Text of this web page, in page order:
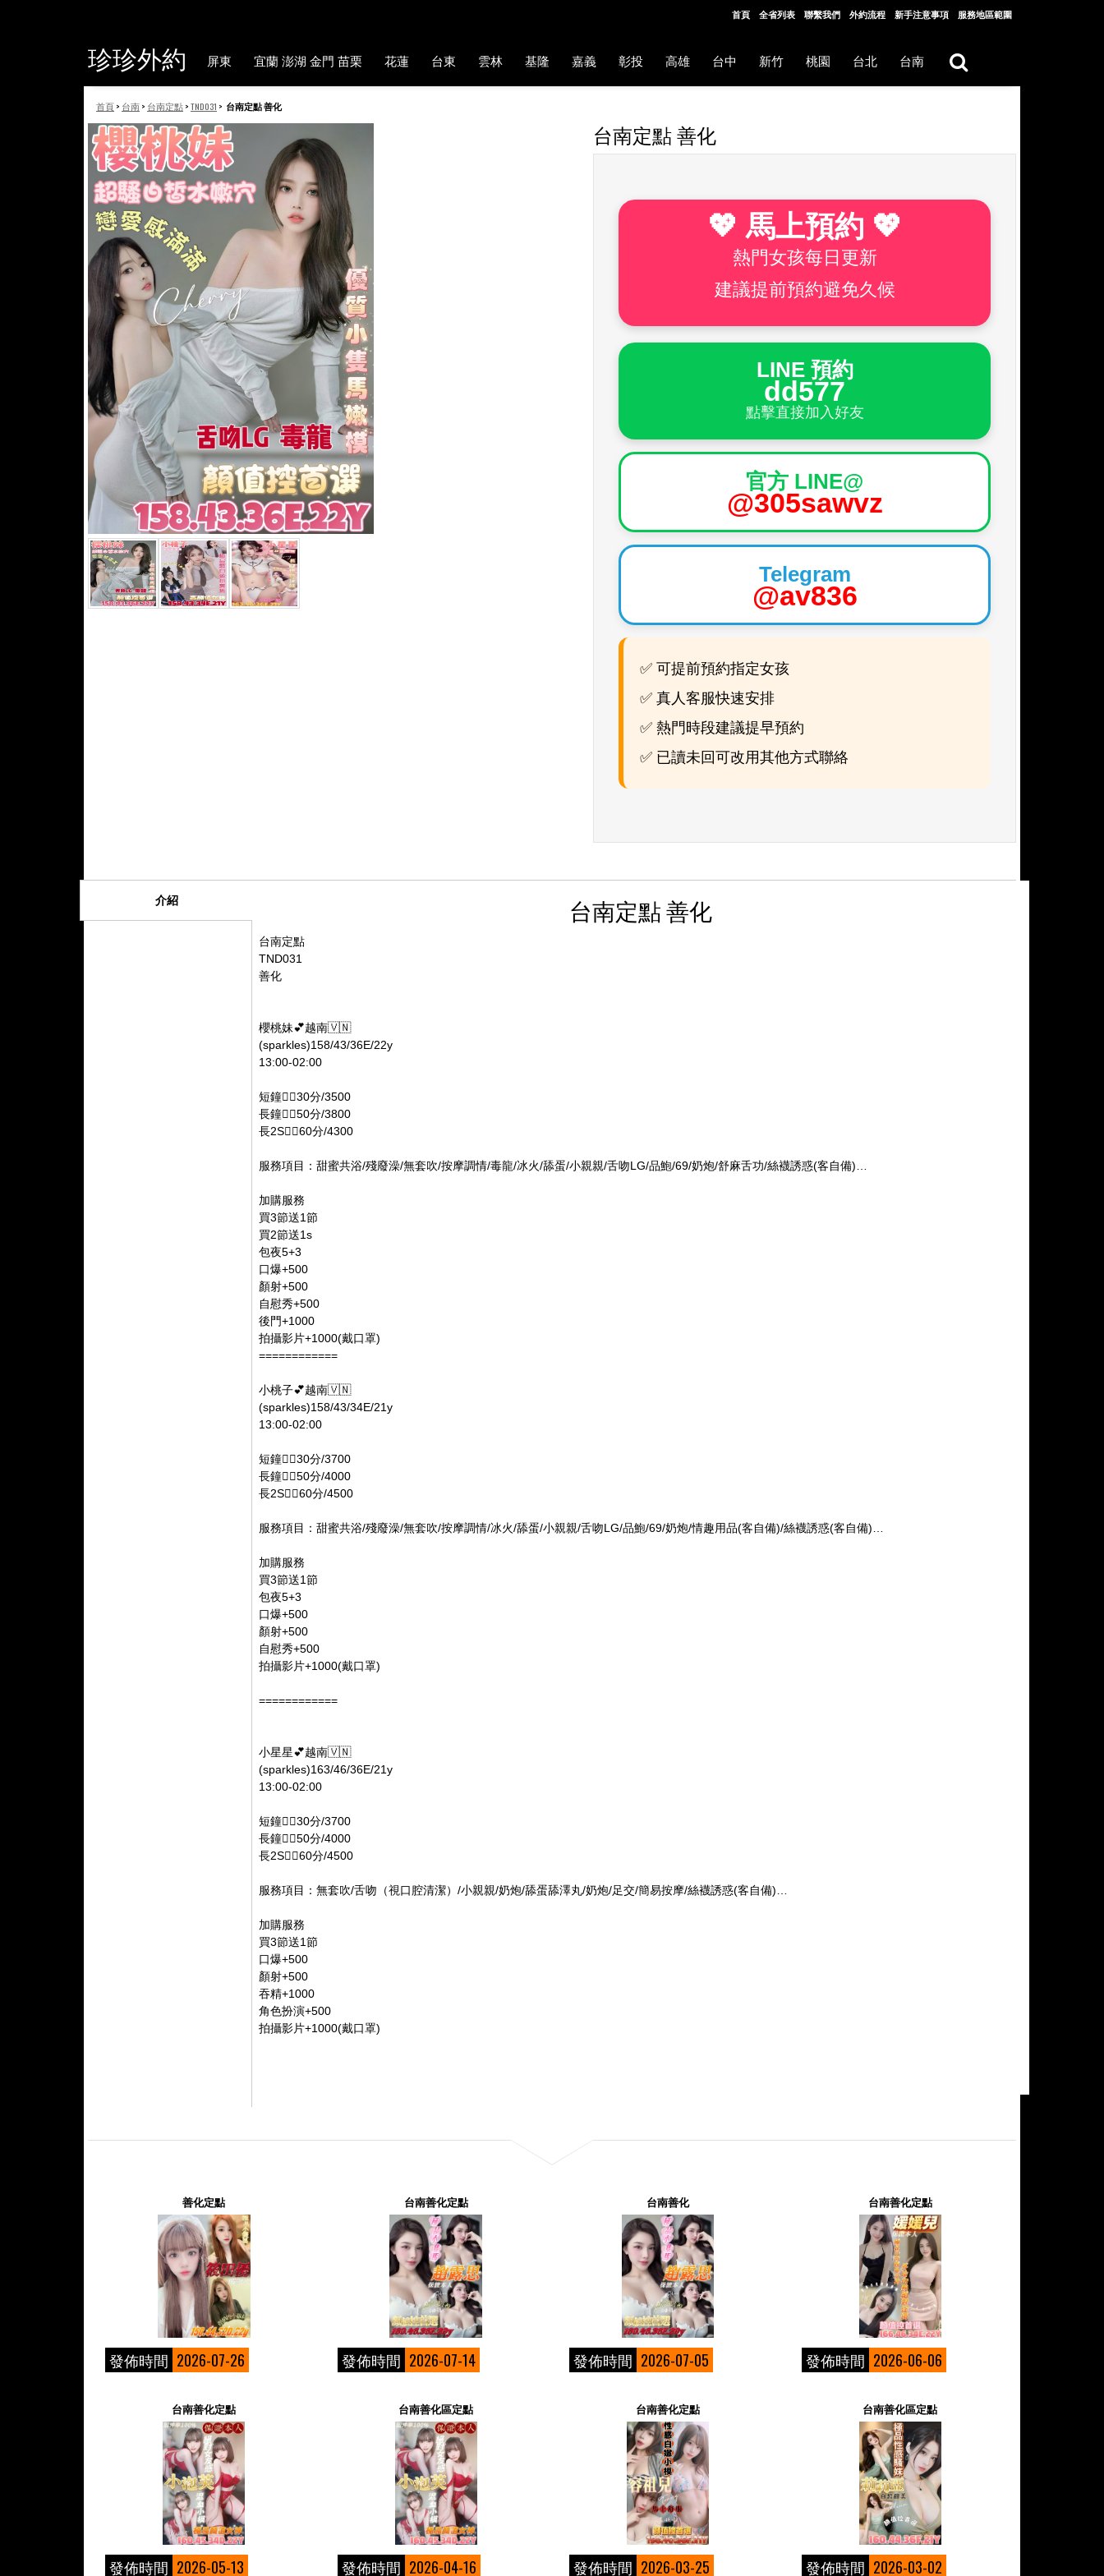
首頁 全省列表 聯繫我們 外約流程 新手注意事項 服務地區範圍
珍珍外約 屏東 宜蘭 澎湖 金門 苗栗 花蓮 台東 雲林 基隆 嘉義 彰投 高雄 台中 新竹 桃園 台北 台南
首頁> 台南> 台南定點>TND031 > 台南定點 善化
台南定點 善化
💖 馬上預約 💖
熱門女孩每日更新
建議提前預約避免久候
LINE 預約
dd577
點擊直接加入好友
官方 LINE@
@305sawvz
Telegram
@av836
✅ 可提前預約指定女孩
✅ 真人客服快速安排
✅ 熱門時段建議提早預約
✅ 已讀未回可改用其他方式聯絡
介紹 台南定點 善化
台南定點
TND031
善化
櫻桃妹💕越南🇻🇳
(sparkles)158/43/36E/22y
13:00-02:00
短鐘👉🏻30分/3500
長鐘👉🏻50分/3800
長2S👉🏻60分/4300
服務項目：甜蜜共浴/殘廢澡/無套吹/按摩調情/毒龍/冰火/舔蛋/小親親/舌吻LG/品鮑/69/奶炮/舒麻舌功/絲襪誘惑(客自備)…
加購服務
買3節送1節
買2節送1s
包夜5+3
口爆+500
顏射+500
自慰秀+500
後門+1000
拍攝影片+1000(戴口罩)
============
小桃子💕越南🇻🇳
(sparkles)158/43/34E/21y
13:00-02:00
短鐘👉🏻30分/3700
長鐘👉🏻50分/4000
長2S👉🏻60分/4500
服務項目：甜蜜共浴/殘廢澡/無套吹/按摩調情/冰火/舔蛋/小親親/舌吻LG/品鮑/69/奶炮/情趣用品(客自備)/絲襪誘惑(客自備)…
加購服務
買3節送1節
包夜5+3
口爆+500
顏射+500
自慰秀+500
拍攝影片+1000(戴口罩)
============
小星星💕越南🇻🇳
(sparkles)163/46/36E/21y
13:00-02:00
短鐘👉🏻30分/3700
長鐘👉🏻50分/4000
長2S👉🏻60分/4500
服務項目：無套吹/舌吻（視口腔清潔）/小親親/奶炮/舔蛋舔澤丸/奶炮/足交/簡易按摩/絲襪誘惑(客自備)…
加購服務
買3節送1節
口爆+500
顏射+500
吞精+1000
角色扮演+500
拍攝影片+1000(戴口罩)
善化定點
發佈時間 2026-07-26
台南善化定點
發佈時間 2026-07-14
台南善化
發佈時間 2026-07-05
台南善化定點
發佈時間 2026-06-06
台南善化定點
發佈時間 2026-05-13
台南善化區定點
發佈時間 2026-04-16
台南善化定點
發佈時間 2026-03-25
台南善化區定點
發佈時間 2026-03-02